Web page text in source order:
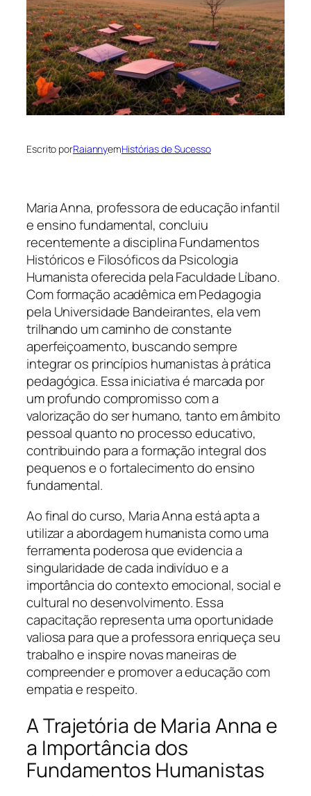
Escrito porRaiannyemHistórias de Sucesso
Maria Anna, professora de educação infantil
e ensino fundamental, concluiu
recentemente a disciplina Fundamentos
Históricos e Filosóficos da Psicologia
Humanista oferecida pela Faculdade Líbano.
Com formação acadêmica em Pedagogia
pela Universidade Bandeirantes, ela vem
trilhando um caminho de constante
aperfeiçoamento, buscando sempre
integrar os princípios humanistas à prática
pedagógica. Essa iniciativa é marcada por
um profundo compromisso com a
valorização do ser humano, tanto em âmbito
pessoal quanto no processo educativo,
contribuindo para a formação integral dos
pequenos e o fortalecimento do ensino
fundamental.
Ao final do curso, Maria Anna está apta a
utilizar a abordagem humanista como uma
ferramenta poderosa que evidencia a
singularidade de cada indivíduo e a
importância do contexto emocional, social e
cultural no desenvolvimento. Essa
capacitação representa uma oportunidade
valiosa para que a professora enriqueça seu
trabalho e inspire novas maneiras de
compreender e promover a educação com
empatia e respeito.
A Trajetória de Maria Anna e
a Importância dos
Fundamentos Humanistas